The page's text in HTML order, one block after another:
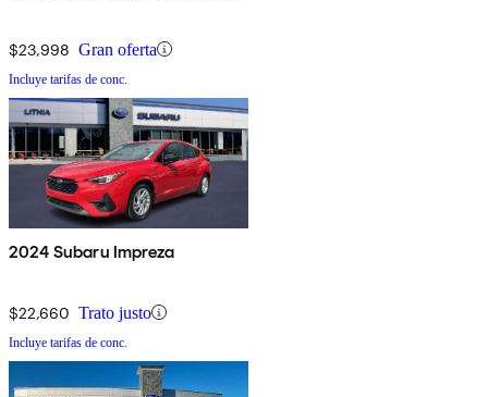
$23,998 Gran oferta
Incluye tarifas de conc.
2024 Subaru Impreza
$22,660 Trato justo
Incluye tarifas de conc.